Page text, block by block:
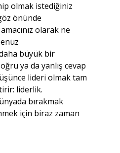
olmak istediğiniz
önünde
olarak ne
daha büyük bir
ya da yanlış cevap
lideri olmak tam
liderlik.
bırakmak
için biraz zaman